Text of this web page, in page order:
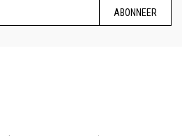
ABONNEER